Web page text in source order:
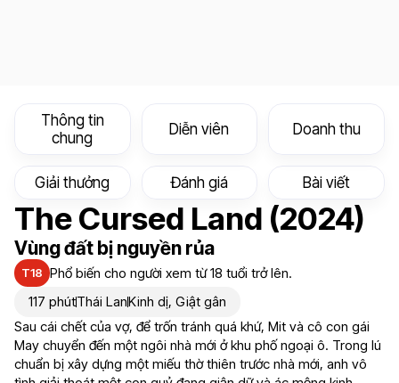
Thông tin
chung
Diễn viên Doanh thu
Giải thưởng Đánh giá Bài viết
The Cursed Land (2024)
Vùng đất bị nguyền rủa
T18 Phổ biến cho người xem từ 18 tuổi trở lên.
117 phútThái LanKinh dị, Giật gân
Sau cái chết của vợ, để trốn tránh quá khứ, Mit và cô con gái
May chuyển đến một ngôi nhà mới ở khu phố ngoại ô. Trong lú
chuẩn bị xây dựng một miếu thờ thiên trước nhà mới, anh vô